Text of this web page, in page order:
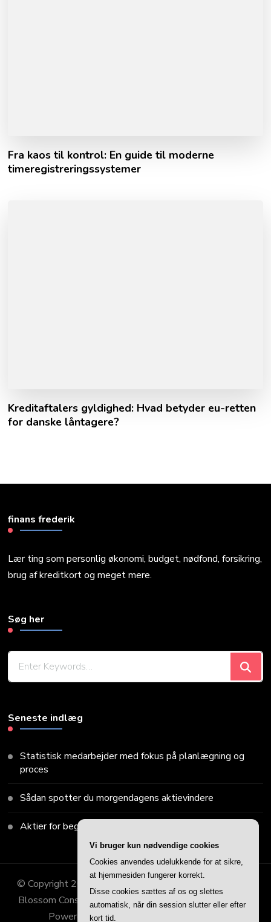
Fra kaos til kontrol: En guide til moderne
timeregistreringssystemer
Kreditaftalers gyldighed: Hvad betyder eu-retten
for danske låntagere?
finans frederik
Lær ting som personlig økonomi, budget, nødfond, forsikring,
brug af kreditkort og meget mere.
Søg her
Seneste indlæg
Statistisk medarbejder med fokus på planlægning og
proces
Sådan spotter du morgendagens aktievindere
Aktier for begyndere: Din guide til at komme i gang
© Copyright 2026 Finans Frederik. All Rights Reserved.
Blossom Consulting | Developed ByBlossom Themes
Powered byWordPress
Vi bruger kun nødvendige cookies
Cookies anvendes udelukkende for at sikre,
at hjemmesiden fungerer korrekt.
Disse cookies sættes af os og slettes
automatisk, når din session slutter eller efter
kort tid.